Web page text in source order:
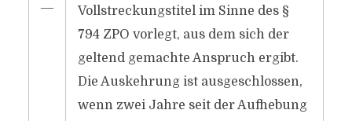
―
Vollstreckungstitel im Sinne des §
794 ZPO vorlegt, aus dem sich der
geltend gemachte Anspruch ergibt.
Die Auskehrung ist ausgeschlossen,
wenn zwei Jahre seit der Aufhebung